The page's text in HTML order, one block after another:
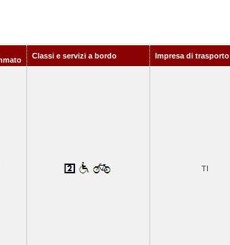
Classi e servizi a bordo Impresa di trasporto
TI